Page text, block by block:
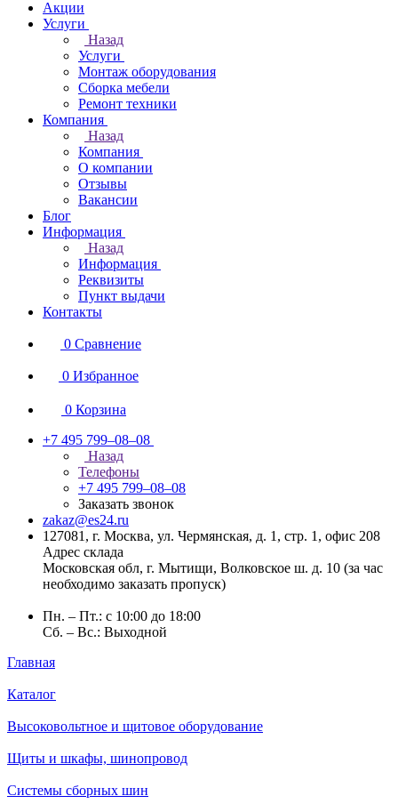
Акции
Услуги
Назад
Услуги
Монтаж оборудования
Сборка мебели
Ремонт техники
Компания
Назад
Компания
О компании
Отзывы
Вакансии
Блог
Информация
Назад
Информация
Реквизиты
Пункт выдачи
Контакты
0 Сравнение
0 Избранное
0 Корзина
+7 495 799–08–08
Назад
Телефоны
+7 495 799–08–08
Заказать звонок
zakaz@es24.ru
127081, г. Москва, ул. Чермянская, д. 1, стр. 1, офис 208
Адрес склада
Московская обл, г. Мытищи, Волковское ш. д. 10 (за час
необходимо заказать пропуск)
Пн. – Пт.: с 10:00 до 18:00
Сб. – Вс.: Выходной
Главная
Каталог
Высоковольтное и щитовое оборудование
Щиты и шкафы, шинопровод
Системы сборных шин